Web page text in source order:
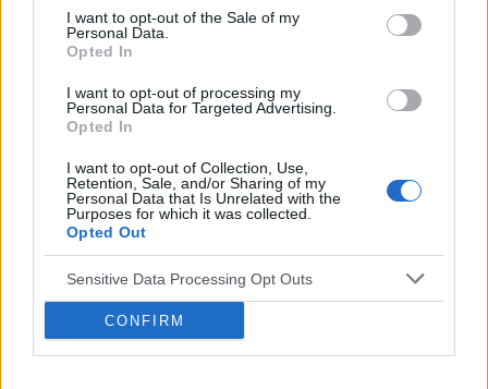
I want to opt-out of the Sale of my
Personal Data.
Opted In
I want to opt-out of processing my
Personal Data for Targeted Advertising.
Opted In
I want to opt-out of Collection, Use,
Retention, Sale, and/or Sharing of my
Personal Data that Is Unrelated with the
Purposes for which it was collected.
Opted Out
Sensitive Data Processing Opt Outs
CONFIRM
ropień gruczołu bartholina
Reklama: